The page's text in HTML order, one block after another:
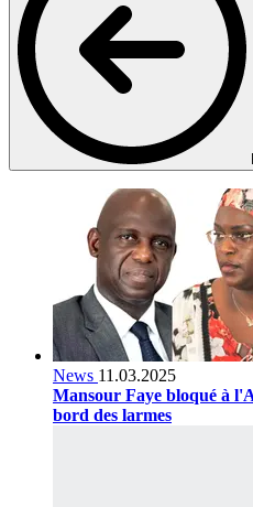
News 11.03.2025
Mansour Faye bloqué à
bord des larmes